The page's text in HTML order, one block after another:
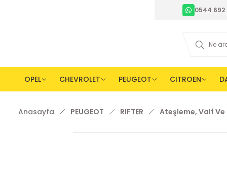
0544 692
OPEL CHEVROLET PEUGEOT CITROEN
Anasayfa PEUGEOT RIFTER Ateşleme, Valf Ve